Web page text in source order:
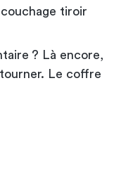
tiroir
? Là encore,
Le coffre